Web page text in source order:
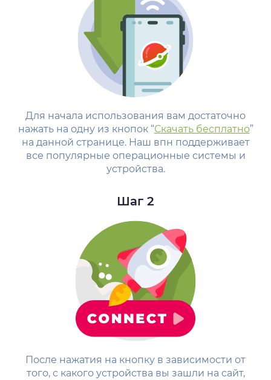
Для начала использования вам достаточно
нажать на одну из кнопок “Скачать бесплатно”
на данной странице. Наш впн поддерживает
все популярные операционные системы и
устройства.
Шаг 2
После нажатия на кнопку в зависимости от
того, с какого устройства вы зашли на сайт,